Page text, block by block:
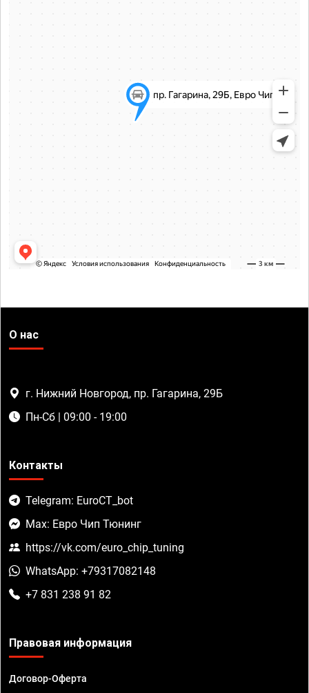
О нас
г. Нижний Новгород, пр. Гагарина, 29Б
Пн-Сб | 09:00 - 19:00
Контакты
Telegram: EuroCT_bot
Max: Евро Чип Тюнинг
https://vk.com/euro_chip_tuning
WhatsApp: +79317082148
+7 831 238 91 82
Правовая информация
Договор-Оферта